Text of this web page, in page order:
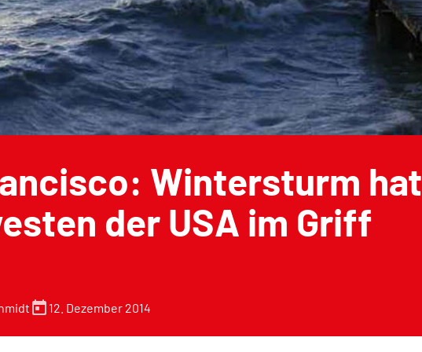
Wintersturm hat
der USA im Griff
today 12. Dezember 2014